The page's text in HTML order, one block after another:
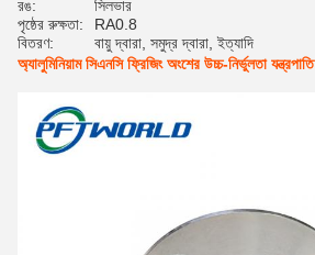
রঙ:
সিলভার
পৃষ্ঠের রুক্ষতা:
RA0.8
বিতরণ:
বায়ু দ্বারা, সমুদ্র দ্বারা, ইত্যাদি
অ্যালুমিনিয়াম সিএনসি ফ্রিজিং অংশের উচ্চ-নির্ভুলতা যন্ত্রপাতি